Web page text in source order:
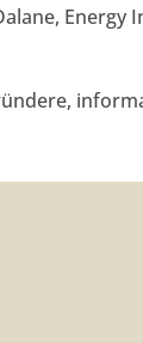
Energy